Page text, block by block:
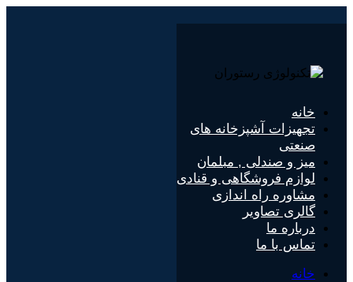
خانه
تجهیزات آشپزخانه های
صنعتی
میز و صندلی , مبلمان
لوازم فروشگاهی و قنادی
مشاوره راه اندازی
گالری تصاویر
درباره ما
تماس با ما
خانه